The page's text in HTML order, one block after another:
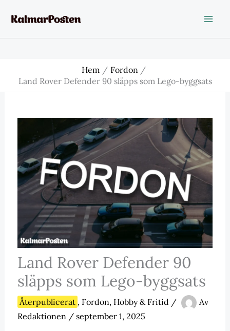
Hem
Fordon
Land Rover Defender 90 släpps som Lego-byggsats
Land Rover Defender 90
släpps som Lego-byggsats
Återpublicerat , Fordon, Hobby & Fritid /
Av
Redaktionen / september 1, 2025